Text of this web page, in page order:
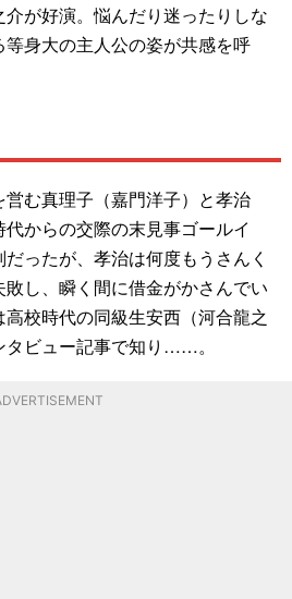
が好演。悩んだり迷ったりしな
身大の主人公の姿が共感を呼
む真理子（嘉門洋子）と孝治
代からの交際の末見事ゴールイ
ったが、孝治は何度もうさんく
し、瞬く間に借金がかさんでい
校時代の同級生安西（河合龍之
ビュー記事で知り……。